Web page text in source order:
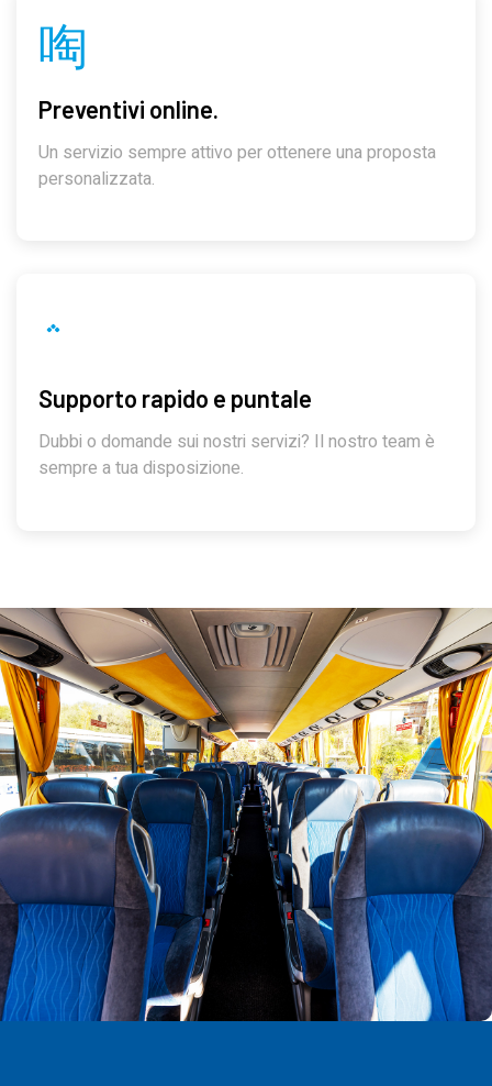
Preventivi online.
Un servizio sempre attivo per ottenere una proposta
personalizzata.
Supporto rapido e puntale
Dubbi o domande sui nostri servizi? Il nostro team è
sempre a tua disposizione.